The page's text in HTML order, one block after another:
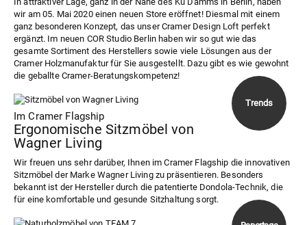
wir am 05. Mai 2020 einen neuen Store eröffnet! Diesmal mit einem
ganz besonderen Konzept, das unser Cramer Design Loft perfekt
ergänzt. Im neuen COR Studio Berlin haben wir so gut wie das
gesamte Sortiment des Herstellers sowie viele Lösungen aus der
Cramer Holzmanufaktur für Sie ausgestellt. Dazu gibt es wie gewohnt
die geballte Cramer-Beratungskompetenz!
Im Cramer Flagship
Ergonomische Sitzmöbel von
Wagner Living
Wir freuen uns sehr darüber, Ihnen im Cramer Flagship die innovativen
Sitzmöbel der Marke Wagner Living zu präsentieren. Besonders
bekannt ist der Hersteller durch die patentierte Dondola-Technik, die
für eine komfortable und gesunde Sitzhaltung sorgt.